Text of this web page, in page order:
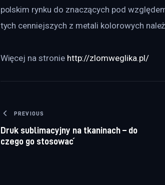
polskim rynku do znaczących pod
tych cenniejszych z metali kolorowych
Więcej na stronie http://zlomweglika.pl/
Nawigacja wpisu
PREVIOUS
Druk sublimacyjny na tkaninach – do
czego go stosować